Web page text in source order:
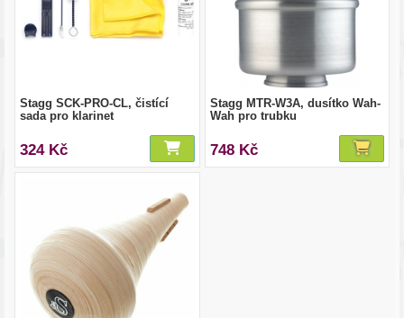
Stagg SCK-PRO-CL, čistící
sada pro klarinet
324 Kč
Stagg MTR-W3A, dusítko Wah-
Wah pro trubku
748 Kč